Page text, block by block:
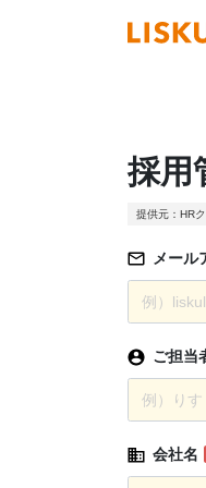
採用
提供元：HR
メール
ご担当
会社名